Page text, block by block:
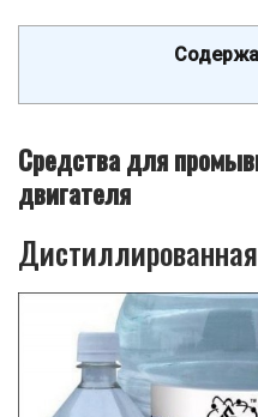
Средства для
двигателя